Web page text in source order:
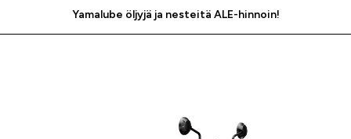
Yamalube öljyjä ja nesteitä ALE-hinnoin!